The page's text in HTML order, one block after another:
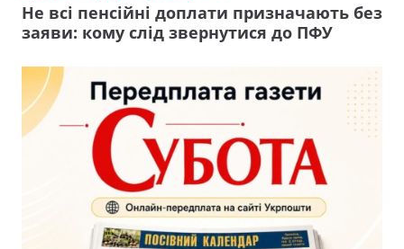
Не всі пенсійні доплати призначають без
заяви: кому слід звернутися до ПФУ